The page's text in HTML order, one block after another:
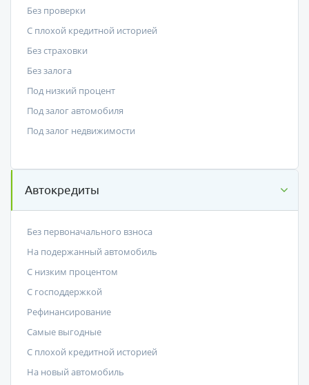
Без проверки
С плохой кредитной историей
Без страховки
Без залога
Под низкий процент
Под залог автомобиля
Под залог недвижимости
Автокредиты
Без первоначального взноса
На подержанный автомобиль
С низким процентом
C господдержкой
Рефинансирование
Самые выгодные
С плохой кредитной историей
На новый автомобиль